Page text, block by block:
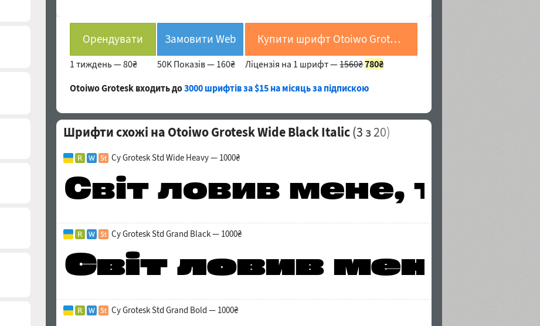
Орендувати
1 тиждень —80₴
Замовити Web
50K Показів — 160₴
Купити шрифт Otoiwo Grotesk Wide Black Italic
Ліцензія на 1 шрифт —1560₴780₴
Otoiwo Grotesk входить до3000 шрифтів за $15 на місяць за підпискою
Шрифти схожі на Otoiwo Grotesk Wide Black Italic(3 з 20)
Cy Grotesk Std Wide Heavy — 1000₴
Cy Grotesk Std Grand Black — 1000₴
Cy Grotesk Std Grand Bold — 1000₴